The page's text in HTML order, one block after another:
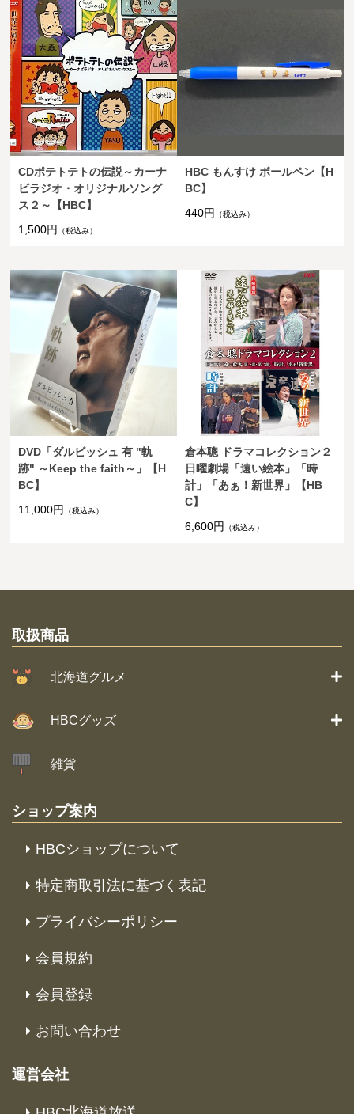
CDポテトテトの伝説～カーナ
ビラジオ・オリジナルソング
ス２～【HBC】
1,500円
（税込み）
HBC もんすけ ボールペン【H
BC】
440円 （税込み）
DVD「ダルビッシュ 有 "軌
跡" ～Keep the faith～」【H
BC】
11,000円
（税込み）
倉本聰 ドラマコレクション２
日曜劇場「遠い絵本」「時
計」「あぁ！新世界」【HB
C】
6,600円
（税込み）
取扱商品
北海道グルメ
HBCグッズ
雑貨
ショップ案内
HBCショップについて
特定商取引法に基づく表記
プライバシーポリシー
会員規約
会員登録
お問い合わせ
運営会社